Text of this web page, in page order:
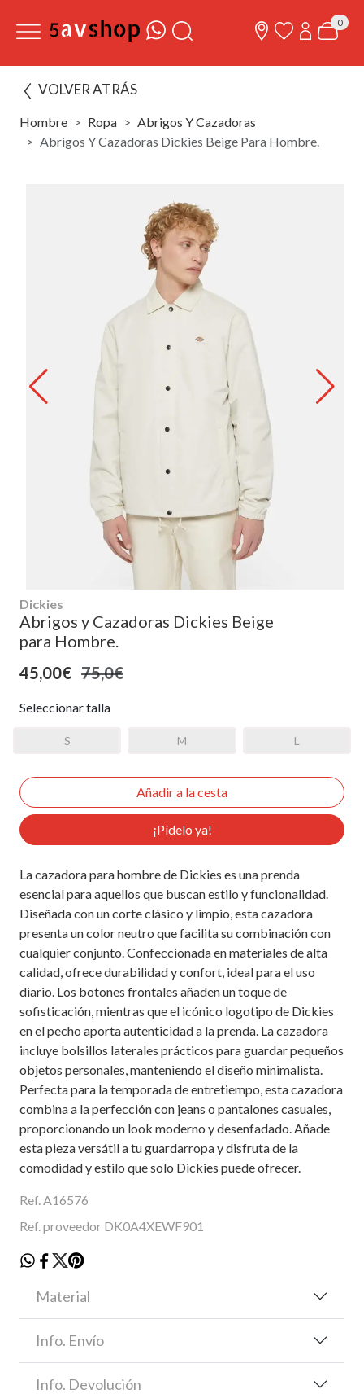
0
VOLVER ATRÁS
Hombre Ropa
Abrigos Y Cazadoras
Abrigos Y Cazadoras Dickies Beige Para Hombre.
Dickies
Abrigos y Cazadoras Dickies Beige
para Hombre.
45,00€ 75,0€
Seleccionar talla
S M L
¡Pídelo ya!
La cazadora para hombre de Dickies es una prenda
esencial para aquellos que buscan estilo y funcionalidad.
Diseñada con un corte clásico y limpio, esta cazadora
presenta un color neutro que facilita su combinación con
cualquier conjunto. Confeccionada en materiales de alta
calidad, ofrece durabilidad y confort, ideal para el uso
diario. Los botones frontales añaden un toque de
sofisticación, mientras que el icónico logotipo de Dickies
en el pecho aporta autenticidad a la prenda. La cazadora
incluye bolsillos laterales prácticos para guardar pequeños
objetos personales, manteniendo el diseño minimalista.
Perfecta para la temporada de entretiempo, esta cazadora
combina a la perfección con jeans o pantalones casuales,
proporcionando un look moderno y desenfadado. Añade
esta pieza versátil a tu guardarropa y disfruta de la
comodidad y estilo que solo Dickies puede ofrecer.
Ref. A16576
Ref. proveedor DK0A4XEWF901
Material
Info. Envío
Info. Devolución